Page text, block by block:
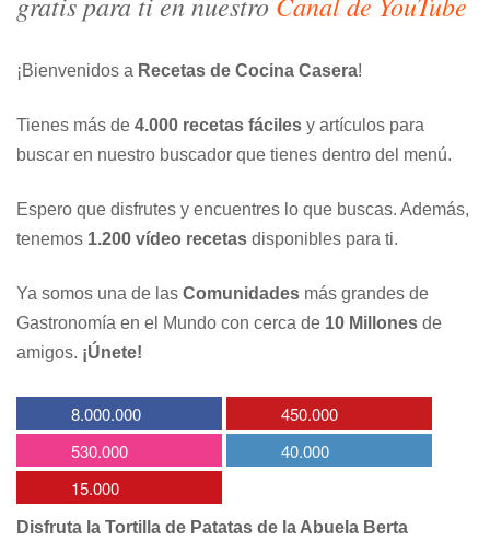
¡Bienvenidos a Recetas de Cocina Casera!
Tienes más de 4.000 recetas fáciles y artículos para
buscar en nuestro buscador que tienes dentro del menú.
Espero que disfrutes y encuentres lo que buscas. Además,
tenemos 1.200 vídeo recetas disponibles para ti.
Ya somos una de las Comunidades más grandes de
Gastronomía en el Mundo con cerca de 10 Millones de
amigos. ¡Únete!
8.000.000
450.000
530.000
40.000
15.000
Disfruta la Tortilla de Patatas de la Abuela Berta